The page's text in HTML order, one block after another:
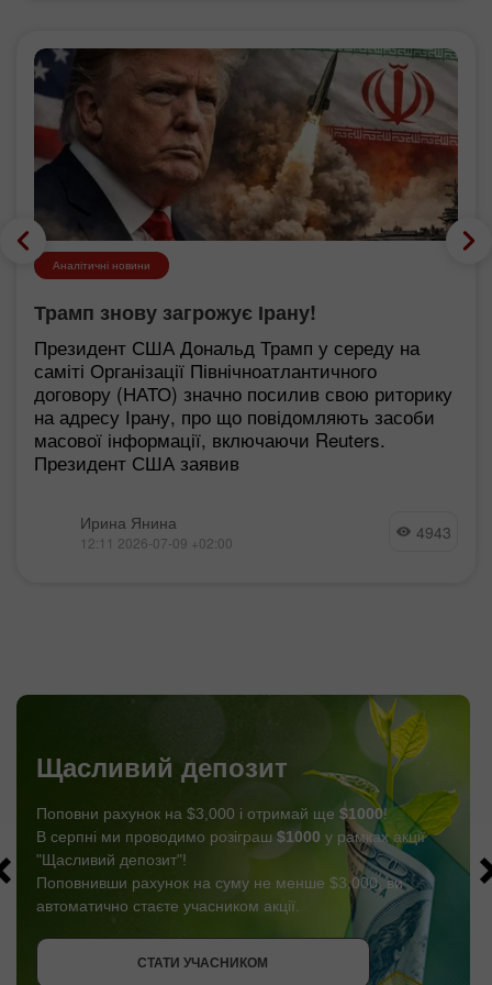
Аналітичні новини
Трамп знову загрожує Ірану!
Президент США Дональд Трамп у середу на
саміті Організації Північноатлантичного
договору (НАТО) значно посилив свою риторику
на адресу Ірану, про що повідомляють засоби
масової інформації, включаючи Reuters.
Президент США заявив
Ирина Янина
12:11 2026-07-09 +02:00 4943
СТАТИ УЧАСНИКОМ
Щасливий депозит
Поповни рахунок на $3,000 і отримай ще $1000!
В серпні ми проводимо розіграш $1000 у рамках акції
"Щасливий депозит"!
Поповнивши рахунок на суму не менше $3,000, ви
автоматично стаєте учасником акції.
СТАТИ УЧАСНИКОМ